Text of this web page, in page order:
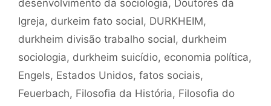
desenvolvimento da sociologia, Doutores da
Igreja, durkeim fato social, DURKHEIM,
durkheim divisão trabalho social, durkheim
sociologia, durkheim suicídio, economia política,
Engels, Estados Unidos, fatos sociais,
Feuerbach, Filosofia da História, Filosofia do